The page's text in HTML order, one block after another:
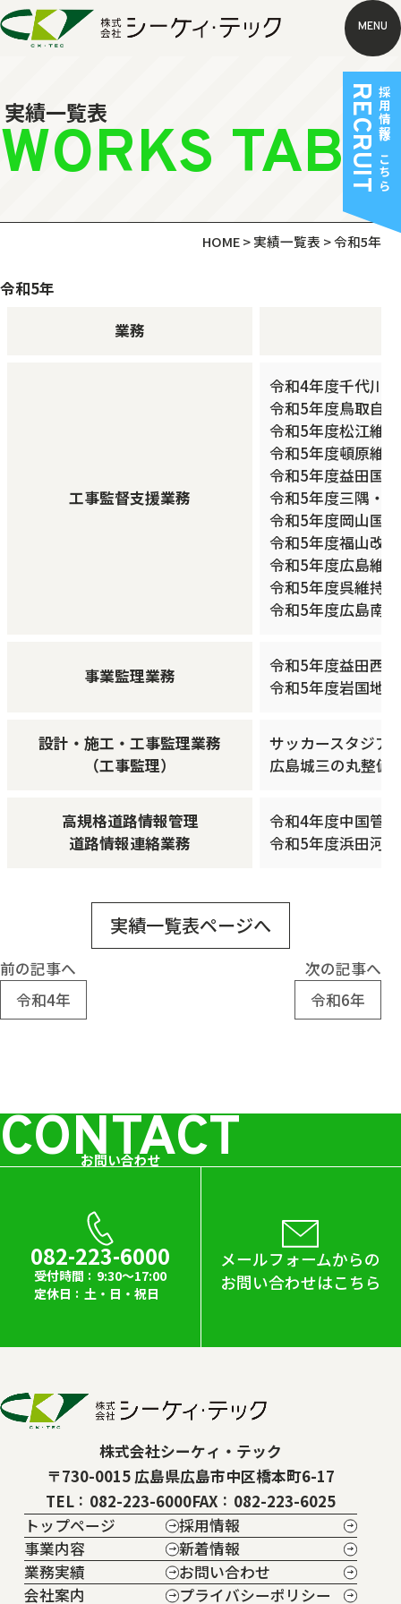
MENU
実績一覧表
WORKS
HOME>実績一覧表 >令和5年
令和5年
業務
工事監督支援業務
令和4年度千代川
令和5年度鳥取自
令和5年度松江維
令和5年度頓原維
令和5年度益田国
令和5年度三隅・
令和5年度岡山国
令和5年度福山改
令和5年度広島維
令和5年度呉維持
令和5年度広島南
事業監理業務
令和5年度益田西
令和5年度岩国地
設計・施工・工事監理業務
（工事監理）
サッカースタジア
広島城三の丸整備
高規格道路情報管理
道路情報連絡業務
令和4年度中国管
令和5年度浜田河
実績一覧表ページへ
前の記事へ
令和4年
次の記事へ
令和6年
CONTACT
お問い合わせ
082-223-6000
受付時間
9:30～17:00
定休日
土・日・祝日
メールフォームからの
お問い合わせはこちら
株式会社シーケィ・テック
〒730-0015 広島県広島市中区橋本町6-17
TEL
082-223-6000FAX
082-223-6025
トップページ
事業内容
業務実績
会社案内
採用情報
新着情報
お問い合わせ
プライバシーポリシー
採用情報はこちら
RECRUIT